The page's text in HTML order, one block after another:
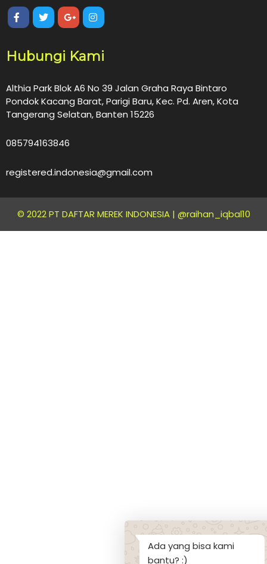
Hubungi Kami
Althia Park Blok A6 No 39 Jalan Graha Raya Bintaro
Pondok Kacang Barat, Parigi Baru, Kec. Pd. Aren, Kota
Tangerang Selatan, Banten 15226
085794163846
registered.indonesia@gmail.com
© 2022 PT DAFTAR MEREK INDONESIA | @raihan_iqbal10
Ada yang bisa kami
bantu? :)